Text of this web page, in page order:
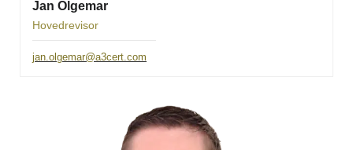
Jan Olgemar
Hovedrevisor
jan.olgemar@a3cert.com